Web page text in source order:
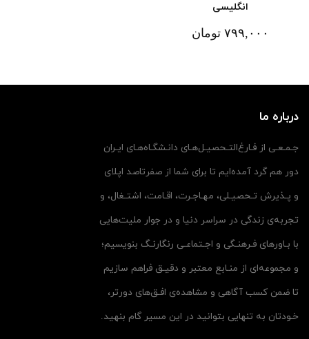
انگلیسی
۷۹۹,۰۰۰ تومان
درباره ما
جـمـعـی از فـارغ‌التـحصیـل‌هـای دانـشگـاه‌هـای ایـران
دور هم گرد آمده‌ایم تا برای شما از صفرتاصد اپلای
و پـذیرش تـحصیـلی، مهـاجـرت، اقـامت، اشتـغال، و
تجربه‌ی زندگی در سراسر دنیا و در جوار ملیت‌هایی
با بـاورهای فـرهنـگی و اجـتماعـی رنگارنـگ بنویسیم؛
و مجموعه‌ای از منـابع معتبر و دقیـق فراهم سازیم
تا ضمن کسب آگاهی و مشاهده‌ی افـق‌های دورتر،
خـودتان به تنهایی بتوانید در این مسیر گام بنهید.